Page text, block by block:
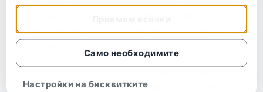
национални герои, просветители и духовни
по сабите на храбрите български кавалеристи
Само необходимите
Настройки на бисквитките